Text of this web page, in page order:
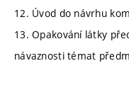
12. Úvod do návrhu
13. Opakování látky
návaznosti témat